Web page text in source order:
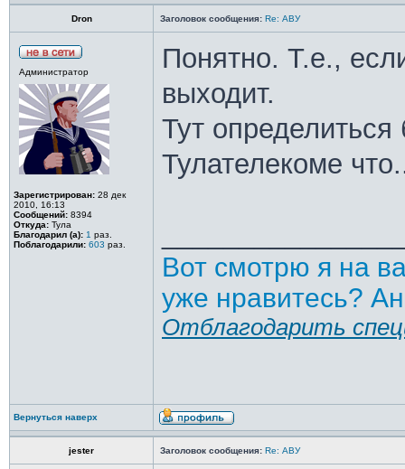
Dron Заголовок сообщения: Re: АВУ
Администратор
Зарегистрирован: 28 дек
2010, 16:13
Сообщений: 8394
Откуда: Тула
Благодарил (а): 1 раз.
Поблагодарили: 603 раз.
Понятно. Т.е.,
выходит.
Тут
Тулателекоме
Вот смотрю я на
уже нравитесь?
Отблагодарить
Вернуться наверх
jester Заголовок сообщения: Re: АВУ